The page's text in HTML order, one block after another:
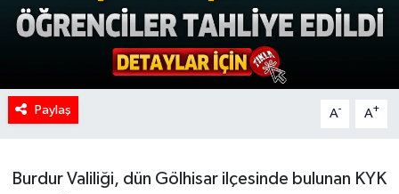
Paylaş A- A+
Burdur Valiliği, dün Gölhisar ilçesinde bulunan KYK